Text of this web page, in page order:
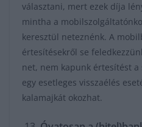
választani, mert ezek díja
mintha a
keresztül neteznénk. A
értesítésekről se
net, nem kapunk értesítést a
egy esetleges visszaélés
kalamajkát okozhat.